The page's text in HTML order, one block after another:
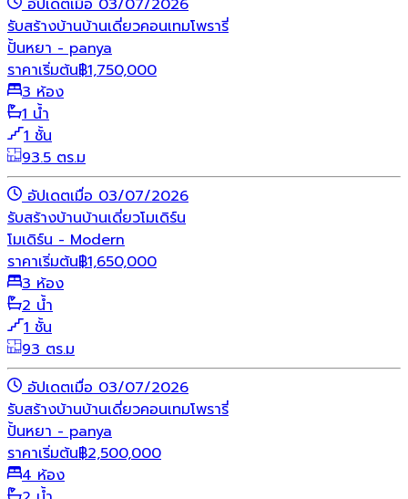
อัปเดตเมื่อ 03/07/2026
รับสร้างบ้านบ้านเดี่ยวคอนเทมโพรารี่
ปั้นหยา - panya
ราคาเริ่มต้น฿1,750,000
3 ห้อง
1 น้ำ
1 ชั้น
93.5 ตร.ม
อัปเดตเมื่อ 03/07/2026
รับสร้างบ้านบ้านเดี่ยวโมเดิร์น
โมเดิร์น - Modern
ราคาเริ่มต้น฿1,650,000
3 ห้อง
2 น้ำ
1 ชั้น
93 ตร.ม
อัปเดตเมื่อ 03/07/2026
รับสร้างบ้านบ้านเดี่ยวคอนเทมโพรารี่
ปั้นหยา - panya
ราคาเริ่มต้น฿2,500,000
4 ห้อง